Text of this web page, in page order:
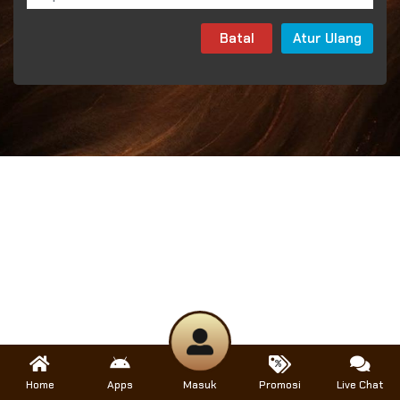
Batal Atur Ulang
Home Apps Masuk Promosi Live Chat